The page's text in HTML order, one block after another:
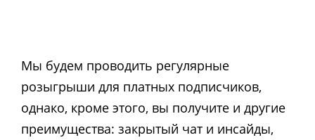
Мы будем проводить регулярные
розыгрыши для платных подписчиков,
однако, кроме этого, вы получите и другие
преимущества: закрытый чат и инсайды,